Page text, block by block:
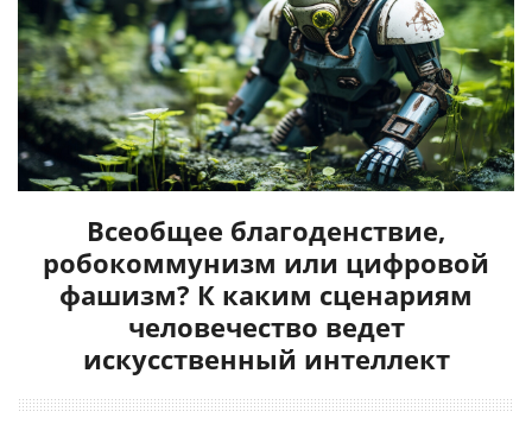
Всеобщее благоденствие,
робокоммунизм или цифровой
фашизм? К каким сценариям
человечество ведет
искусственный интеллект